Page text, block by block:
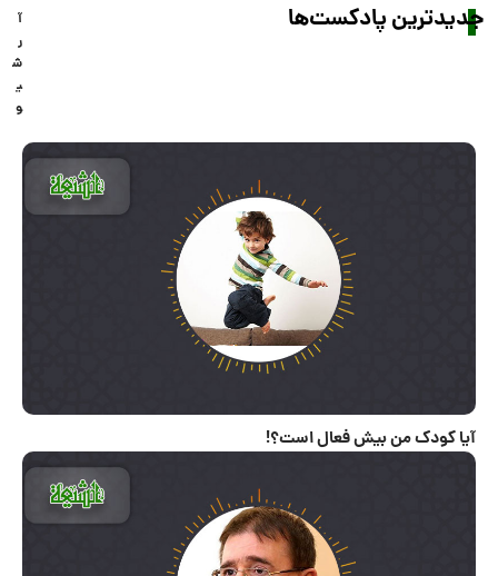
جدیدترین پادکست‌ها
آ
ر
ش
ی
و
آیا کودک من بیش فعال است؟!